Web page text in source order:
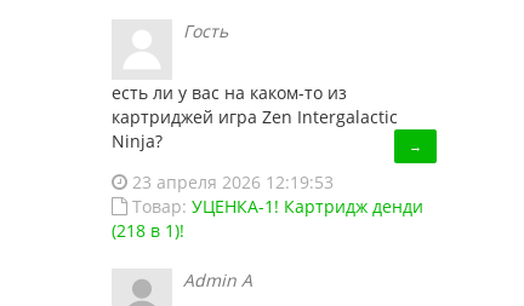
Гость
есть ли у вас на каком-то из
картриджей игра Zen Intergalactic
Ninja?
→
23 апреля 2026 12:19:53
Товар: УЦЕНКА-1! Картридж денди
(218 в 1)!
Admin A